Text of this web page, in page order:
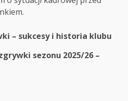
– sukcesy i historia klubu
sezonu 2025/26 –